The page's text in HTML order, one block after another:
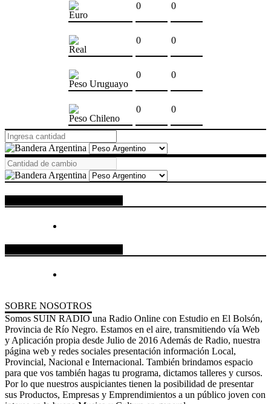
Euro
0 0
Real
0 0
Peso Uruguayo
0 0
Peso Chileno
0 0
SOBRE NOSOTROS
Somos SUIN RADIO una Radio Online con Estudio en El Bolsón,
Provincia de Río Negro. Estamos en el aire, transmitiendo vía Web
y Aplicación propia desde Julio de 2016 Además de Radio, nuestra
página web y redes sociales presentación información Local,
Provincial, Nacional e Internacional. También brindamos espacio
para que vos también hagas tu programa, dictamos talleres y cursos.
Por lo que nuestros auspiciantes tienen la posibilidad de presentar
sus Productos, Empresas y Emprendimientos a un público joven con